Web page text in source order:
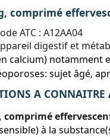
comprimé
ATC : A12AA04
appareil digestif et
calcium)
sujet âgé,
A
comprimé
à la